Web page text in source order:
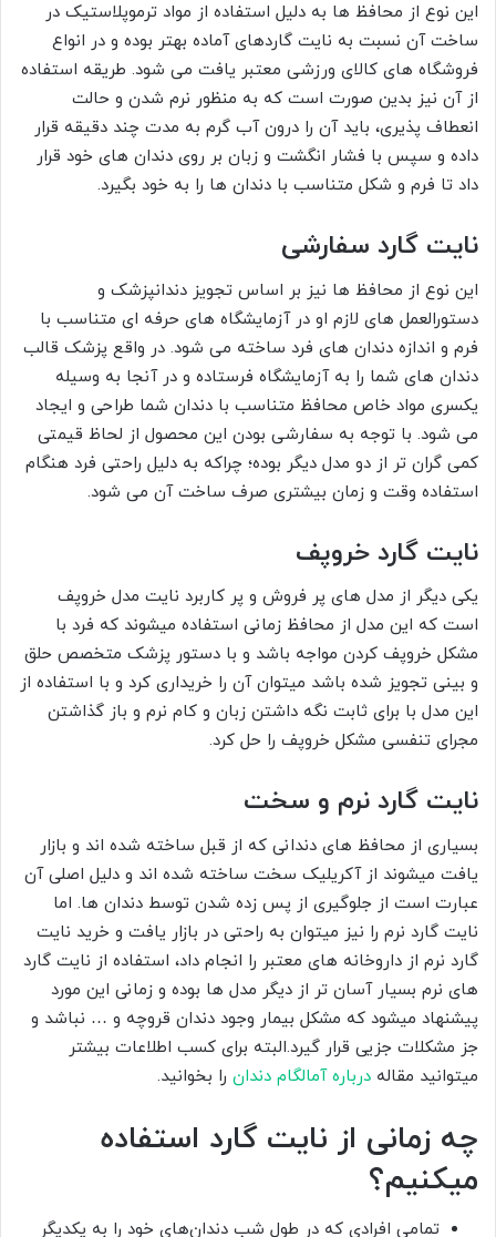
این نوع از محافظ ها به دلیل استفاده از مواد ترموپلاستیک در
ساخت آن نسبت به نایت گاردهای آماده بهتر بوده و در انواع
فروشگاه های کالای ورزشی معتبر یافت می شود. طریقه استفاده
از آن نیز بدین صورت است که به منظور نرم شدن و حالت
انعطاف پذیری، باید آن را درون آب گرم به مدت چند دقیقه قرار
داده و سپس با فشار انگشت و زبان بر روی دندان های خود قرار
داد تا فرم و شکل متناسب با دندان ها را به خود بگیرد.
نایت گارد سفارشی
این نوع از محافظ ها نیز بر اساس تجویز دندانپزشک و
دستورالعمل های لازم او در آزمایشگاه های حرفه ای متناسب با
فرم و اندازه دندان های فرد ساخته می شود. در واقع پزشک قالب
دندان های شما را به آزمایشگاه فرستاده و در آنجا به وسیله
یکسری مواد خاص محافظ متناسب با دندان شما طراحی و ایجاد
می شود. با توجه به سفارشی بودن این محصول از لحاظ قیمتی
کمی گران تر از دو مدل دیگر بوده؛ چراکه به دلیل راحتی فرد هنگام
استفاده وقت و زمان بیشتری صرف ساخت آن می شود.
نایت گارد خروپف
یکی دیگر از مدل های پر فروش و پر کاربرد نایت مدل خروپف
است که این مدل از محافظ زمانی استفاده میشوند که فرد با
مشکل خروپف کردن مواجه باشد و با دستور پزشک متخصص حلق
و بینی تجویز شده باشد میتوان آن را خریداری کرد و با استفاده از
این مدل با برای ثابت نگه داشتن زبان و کام نرم و باز گذاشتن
مجرای تنفسی مشکل خروپف را حل کرد.
نایت گارد نرم و سخت
بسیاری از محافظ های دندانی که از قبل ساخته شده اند و بازار
یافت میشوند از آکریلیک سخت ساخته شده اند و دلیل اصلی آن
عبارت است از جلوگیری از پس زده شدن توسط دندان ها. اما
نایت گارد نرم را نیز میتوان به راحتی در بازار یافت و خرید نایت
گارد نرم از داروخانه های معتبر را انجام داد، استفاده از نایت گارد
های نرم بسیار آسان تر از دیگر مدل ها بوده و زمانی این مورد
پیشنهاد میشود که مشکل بیمار وجود دندان قروچه و … نباشد و
جز مشکلات جزیی قرار گیرد.البته برای کسب اطلاعات بیشتر
میتوانید مقاله درباره آمالگام دندان را بخوانید.
چه زمانی از نایت گارد استفاده
میکنیم؟
تمامی افرادی که در طول شب دندان‌های خود را به یکدیگر